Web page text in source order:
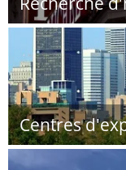
Centres